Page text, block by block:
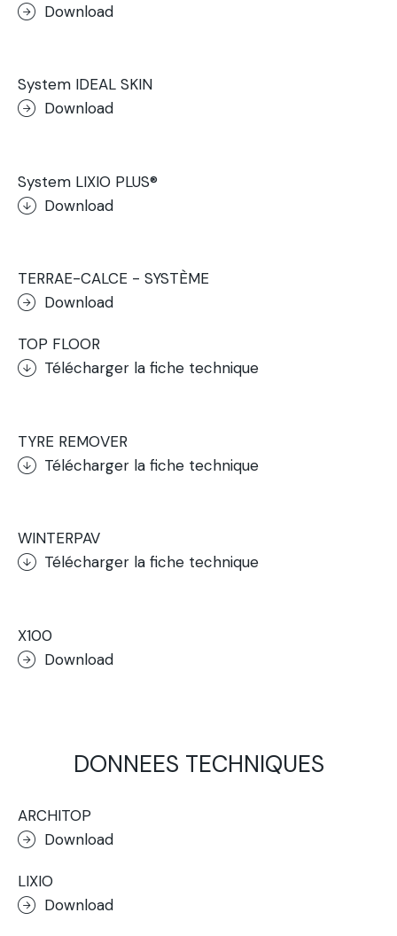
Download
System IDEAL SKIN
Download
System LIXIO PLUS®
Download
TERRAE-CALCE - SYSTÈME
Download
TOP FLOOR
Télécharger la fiche technique
TYRE REMOVER
Télécharger la fiche technique
WINTERPAV
Télécharger la fiche technique
X100
Download
DONNEES TECHNIQUES
ARCHITOP
Download
LIXIO
Download